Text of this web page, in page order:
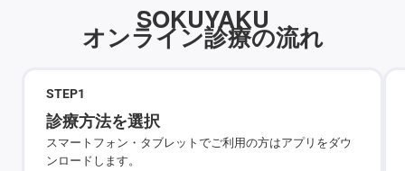
SOKUYAKU
オンライン診療の流れ
STEP1
診療方法を選択
スマートフォン・タブレットでご利用の方はアプリをダウ
ンロードします。